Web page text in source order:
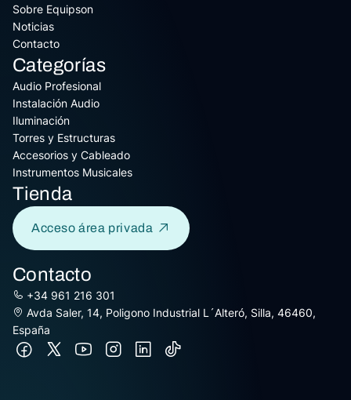
Sobre Equipson
Noticias
Contacto
Categorías
Audio Profesional
Instalación Audio
Iluminación
Torres y Estructuras
Accesorios y Cableado
Instrumentos Musicales
Tienda
Acceso área privada
Contacto
+34 961 216 301
Avda Saler, 14, Poligono Industrial L´Alteró, Silla, 46460,
España